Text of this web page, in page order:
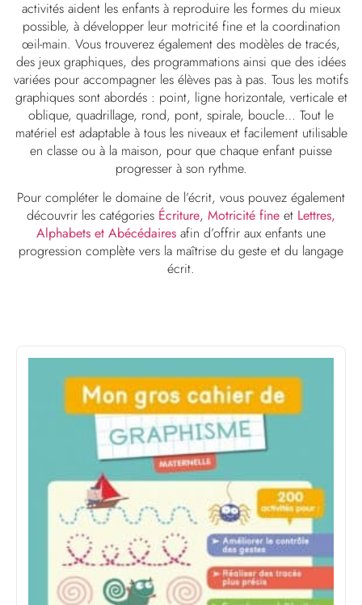
activités aident les enfants à reproduire les formes du mieux
possible, à développer leur motricité fine et la coordination
œil-main. Vous trouverez également des modèles de tracés,
des jeux graphiques, des programmations ainsi que des idées
variées pour accompagner les élèves pas à pas. Tous les motifs
graphiques sont abordés : point, ligne horizontale, verticale et
oblique, quadrillage, rond, pont, spirale, boucle… Tout le
matériel est adaptable à tous les niveaux et facilement utilisable
en classe ou à la maison, pour que chaque enfant puisse
progresser à son rythme.
Pour compléter le domaine de l’écrit, vous pouvez également
découvrir les catégories Écriture, Motricité fine et Lettres,
Alphabets et Abécédaires afin d’offrir aux enfants une
progression complète vers la maîtrise du geste et du langage
écrit.